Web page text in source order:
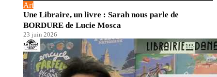
Art
Une Libraire, un livre : Sarah nous parle de
BORDURE de Lucie Mosca
23 juin 2026